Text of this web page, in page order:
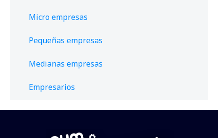
Micro empresas
Pequeñas empresas
Medianas empresas
Empresarios